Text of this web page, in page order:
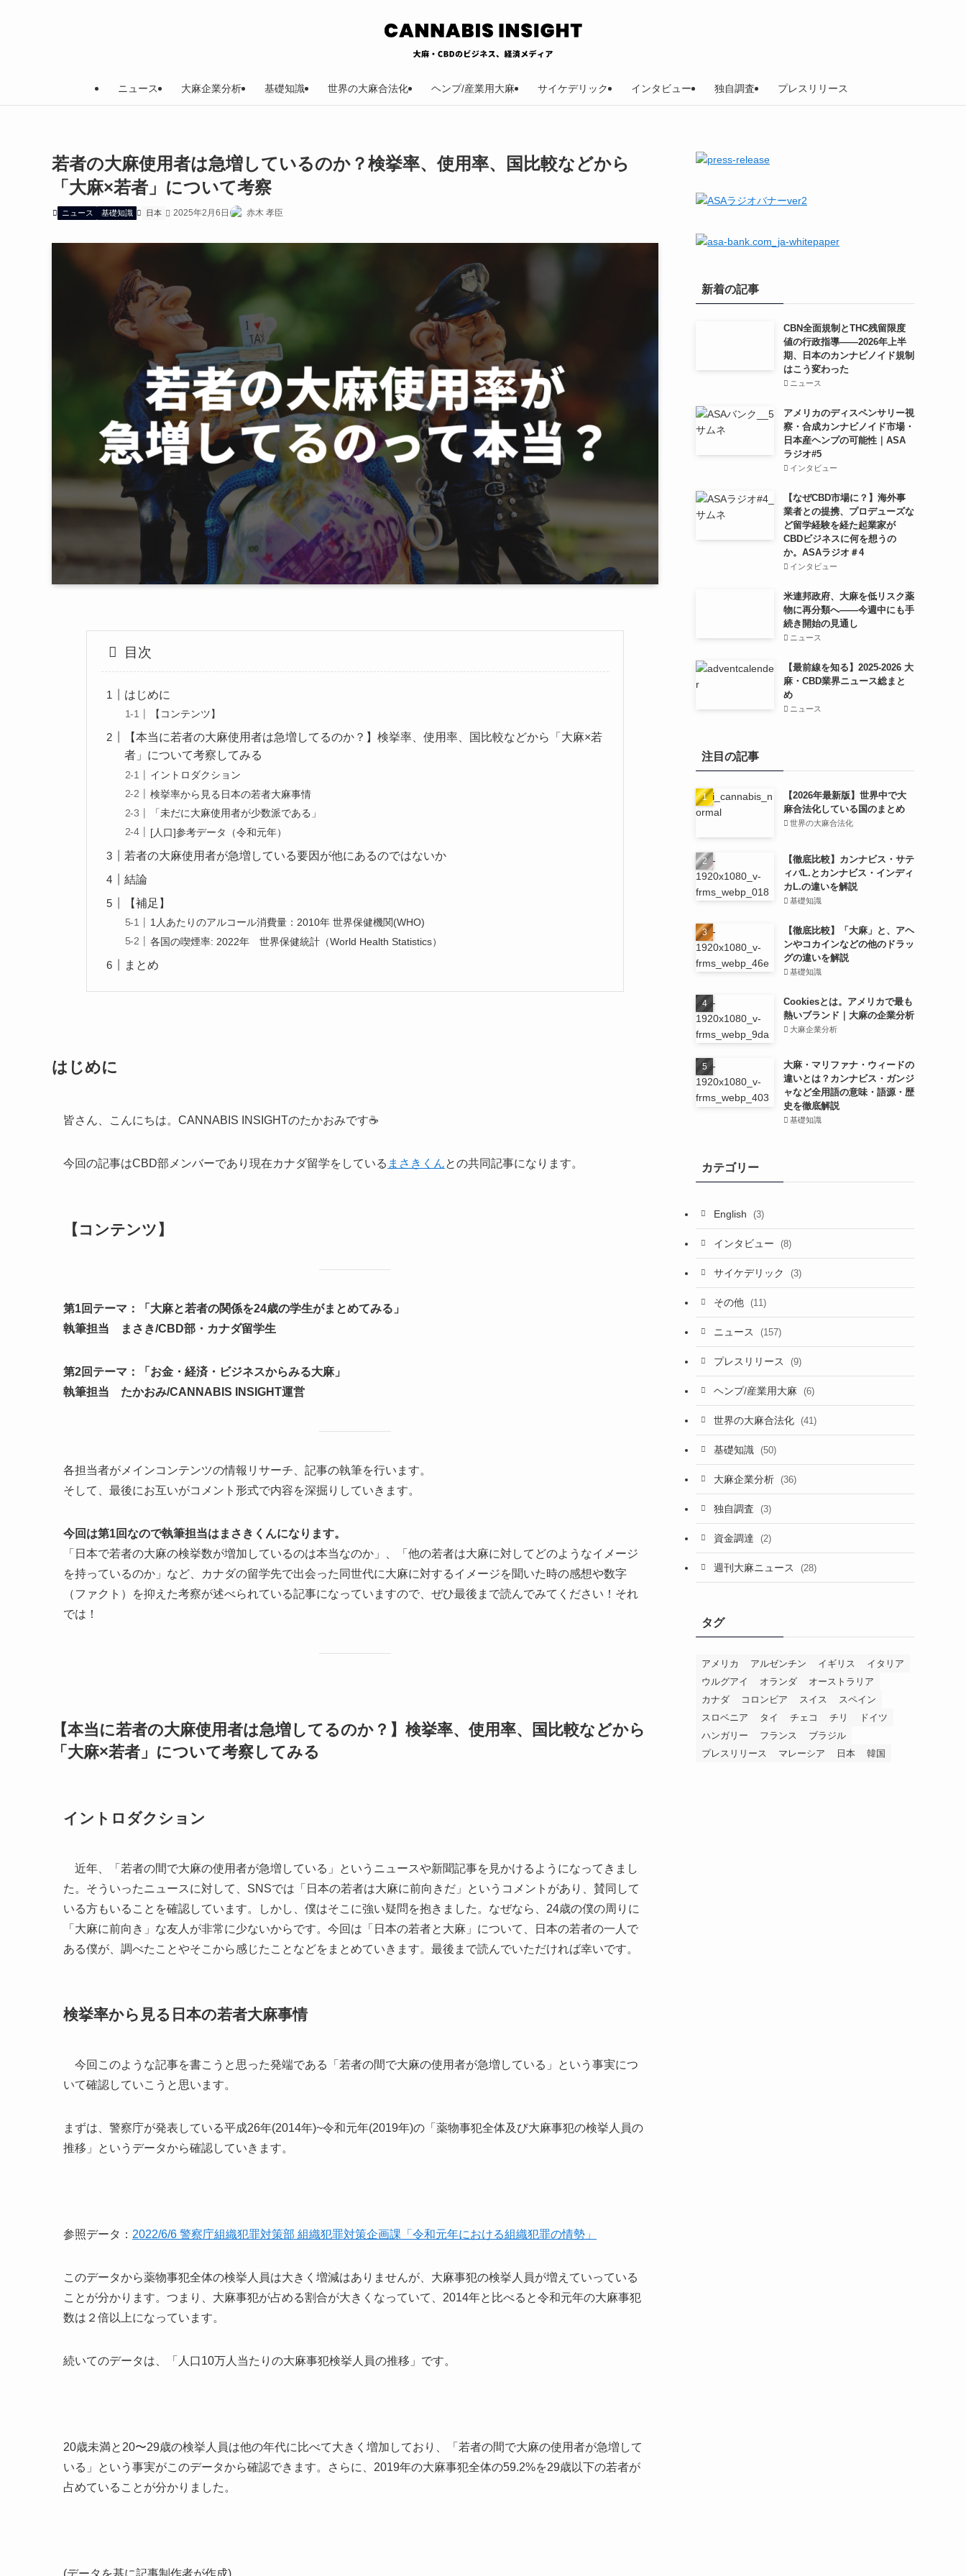
ニュース 大麻企業分析 基礎知識 世界の大麻合法化 ヘンプ/産業用大麻 サイケデリック インタビュー 独自調査 プレスリリース
若者の大麻使用者は急増しているのか？検挙率、使用率、国比較などから
「大麻×若者」について考察
ニュース 基礎知識 日本 2025年2月6日 赤木 孝臣
目次
はじめに
【コンテンツ】
【本当に若者の大麻使用者は急増してるのか？】検挙率、使用率、国比較などから「大麻×若
者」について考察してみる
イントロダクション
検挙率から見る日本の若者大麻事情
「未だに大麻使用者が少数派である」
[人口]参考データ（令和元年）
若者の大麻使用者が急増している要因が他にあるのではないか
結論
【補足】
1人あたりのアルコール消費量：2010年 世界保健機関(WHO)
各国の喫煙率: 2022年 世界保健統計（World Health Statistics）
まとめ
はじめに
皆さん、こんにちは。CANNABIS INSIGHTのたかおみです☕️
今回の記事はCBD部メンバーであり現在カナダ留学をしている まさきくんとの共同記事になります。
【コンテンツ】
第1回テーマ：「大麻と若者の関係を24歳の学生がまとめてみる」
執筆担当 まさき/CBD部・カナダ留学生
第2回テーマ：「お金・経済・ビジネスからみる大麻」
執筆担当 たかおみ/CANNABIS INSIGHT運営
各担当者がメインコンテンツの情報リサーチ、記事の執筆を行います。
そして、最後にお互いがコメント形式で内容を深掘りしていきます。
今回は第1回なので執筆担当はまさきくんになります。
「日本で若者の大麻の検挙数が増加しているのは本当なのか」、「他の若者は大麻に対してどのようなイメージ
を持っているのか」など、カナダの留学先で出会った同世代に大麻に対するイメージを聞いた時の感想や数字
（ファクト）を抑えた考察が述べられている記事になっていますので、ぜひ最後まで読んでみてください！それ
では！
【本当に若者の大麻使用者は急増してるのか？】検挙率、使用率、国比較などから
「大麻×若者」について考察してみる
イントロダクション
近年、「若者の間で大麻の使用者が急増している」というニュースや新聞記事を見かけるようになってきまし
た。そういったニュースに対して、SNSでは「日本の若者は大麻に前向きだ」というコメントがあり、賛同して
いる方もいることを確認しています。しかし、僕はそこに強い疑問を抱きました。なぜなら、24歳の僕の周りに
「大麻に前向き」な友人が非常に少ないからです。今回は「日本の若者と大麻」について、日本の若者の一人で
ある僕が、調べたことやそこから感じたことなどをまとめていきます。最後まで読んでいただければ幸いです。
検挙率から見る日本の若者大麻事情
今回このような記事を書こうと思った発端である「若者の間で大麻の使用者が急増している」という事実につ
いて確認していこうと思います。
まずは、警察庁が発表している平成26年(2014年)~令和元年(2019年)の「薬物事犯全体及び大麻事犯の検挙人員の
推移」というデータから確認していきます。
参照データ： 2022/6/6 警察庁組織犯罪対策部 組織犯罪対策企画課「令和元年における組織犯罪の情勢」
このデータから薬物事犯全体の検挙人員は大きく増減はありませんが、大麻事犯の検挙人員が増えていっている
ことが分かります。つまり、大麻事犯が占める割合が大きくなっていて、2014年と比べると令和元年の大麻事犯
数は２倍以上になっています。
続いてのデータは、「人口10万人当たりの大麻事犯検挙人員の推移」です。
20歳未満と20〜29歳の検挙人員は他の年代に比べて大きく増加しており、「若者の間で大麻の使用者が急増して
いる」という事実がこのデータから確認できます。さらに、2019年の大麻事犯全体の59.2%を29歳以下の若者が
占めていることが分かりました。
(データを基に記事制作者が作成)
新着の記事
CBN全面規制とTHC残留限度
値の行政指導——2026年上半
期、日本のカンナビノイド規制
はこう変わった
ニュース
アメリカのディスペンサリー視
察・合成カンナビノイド市場・
日本産ヘンプの可能性｜ASA
ラジオ#5
インタビュー
【なぜCBD市場に？】海外事
業者との提携、プロデューズな
ど留学経験を経た起業家が
CBDビジネスに何を想うの
か。ASAラジオ＃4
インタビュー
米連邦政府、大麻を低リスク薬
物に再分類へ——今週中にも手
続き開始の見通し
ニュース
【最前線を知る】2025-2026 大
麻・CBD業界ニュース総まと
め
ニュース
注目の記事
【2026年最新版】世界中で大
麻合法化している国のまとめ
世界の大麻合法化
【徹底比較】カンナビス・サテ
ィバL.とカンナビス・インディ
カL.の違いを解説
基礎知識
【徹底比較】「大麻」と、アヘ
ンやコカインなどの他のドラッ
グの違いを解説
基礎知識
Cookiesとは。アメリカで最も
熱いブランド｜大麻の企業分析
大麻企業分析
大麻・マリファナ・ウィードの
違いとは？カンナビス・ガンジ
ャなど全用語の意味・語源・歴
史を徹底解説
基礎知識
カテゴリー
English (3)
インタビュー (8)
サイケデリック (3)
その他 (11)
ニュース (157)
プレスリリース (9)
ヘンプ/産業用大麻 (6)
世界の大麻合法化 (41)
基礎知識 (50)
大麻企業分析 (36)
独自調査 (3)
資金調達 (2)
週刊大麻ニュース (28)
タグ
アメリカ アルゼンチン イギリス
イタリア
ウルグアイ
オランダ
オーストラリア
カナダ
コロンビア スイス
スペイン
スロベニア
タイ チェコ チリ
ドイツ
ハンガリー
フランス
ブラジル
プレスリリース
マレーシア 日本 韓国